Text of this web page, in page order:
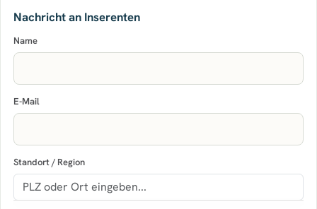
Nachricht an Inserenten
Name
E-Mail
Standort / Region